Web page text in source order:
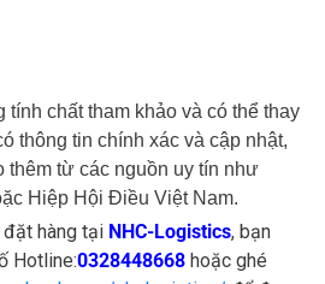
tính chất tham khảo và có thể thay
thông tin chính xác và cập nhật,
thêm từ các nguồn uy tín như
Hiệp Hội Điều Việt Nam.
hàng tại NHC-Logistics, bạn
Hotline:0328448668 hoặc ghé